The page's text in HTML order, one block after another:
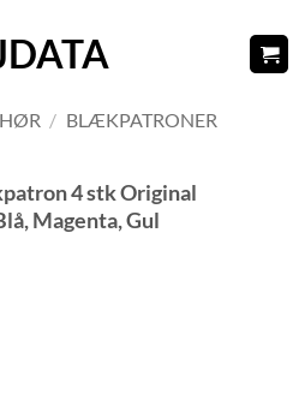
/ BLÆKPATRONER
4 stk Original
Magenta, Gul